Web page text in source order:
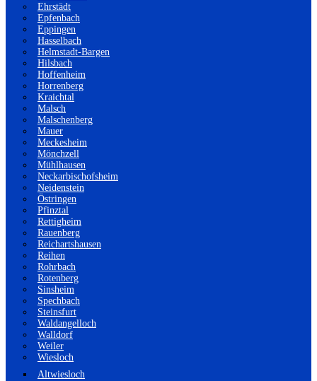
Ehrstädt
Epfenbach
Eppingen
Hasselbach
Helmstadt-Bargen
Hilsbach
Hoffenheim
Horrenberg
Kraichtal
Malsch
Malschenberg
Mauer
Meckesheim
Mönchzell
Mühlhausen
Neckarbischofsheim
Neidenstein
Östringen
Pfinztal
Rettigheim
Rauenberg
Reichartshausen
Reihen
Rohrbach
Rotenberg
Sinsheim
Spechbach
Steinsfurt
Waldangelloch
Walldorf
Weiler
Wiesloch
Altwiesloch